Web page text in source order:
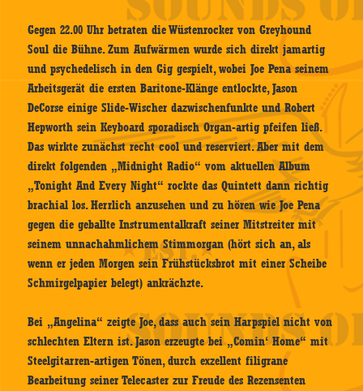
Gegen 22.00 Uhr betraten die Wüstenrocker von Greyhound
Soul die Bühne. Zum Aufwärmen wurde sich direkt jamartig
und psychedelisch in den Gig gespielt, wobei Joe Pena seinem
Arbeitsgerät die ersten Baritone-Klänge entlockte, Jason
DeCorse einige Slide-Wischer dazwischenfunkte und Robert
Hepworth sein Keyboard sporadisch Organ-artig pfeifen ließ.
Das wirkte zunächst recht cool und reserviert. Aber mit dem
direkt folgenden „Midnight Radio“ vom aktuellen Album
„Tonight And Every Night“ rockte das Quintett dann richtig
brachial los. Herrlich anzusehen und zu hören wie Joe Pena
gegen die geballte Instrumentalkraft seiner Mitstreiter mit
seinem unnachahmlichem Stimmorgan (hört sich an, als
wenn er jeden Morgen sein Frühstücksbrot mit einer Scheibe
Schmirgelpapier belegt) ankrächzte.
Bei „Angelina“ zeigte Joe, dass auch sein Harpspiel nicht von
schlechten Eltern ist. Jason erzeugte bei „Comin‘ Home“ mit
Steelgitarren-artigen Tönen, durch exzellent filigrane
Bearbeitung seiner Telecaster zur Freude des Rezensenten